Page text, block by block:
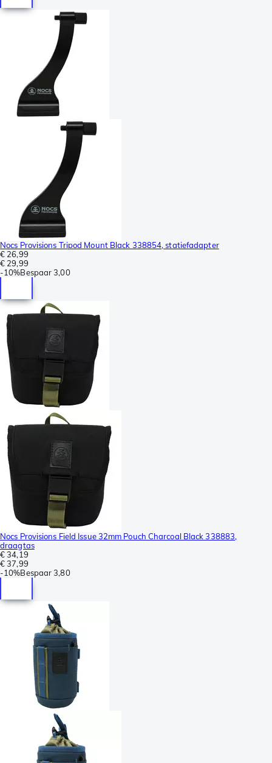
Nocs Provisions Tripod Mount Black 338854, statiefadapter
€ 26,99
€ 29,99
-10%Bespaar 3,00
Nocs Provisions Field Issue 32mm Pouch Charcoal Black 338883,
draagtas
€ 34,19
€ 37,99
-10%Bespaar 3,80